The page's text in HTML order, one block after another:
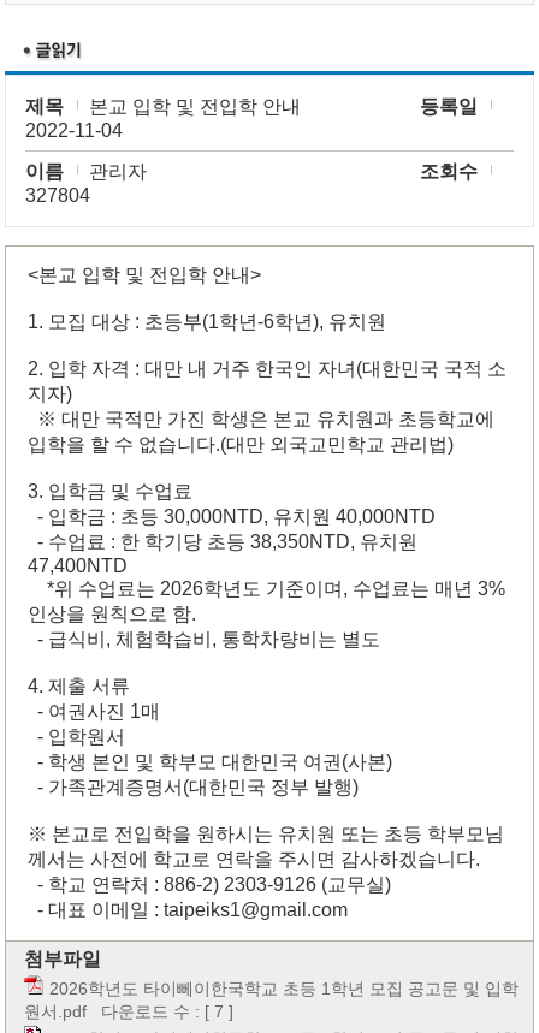
제목 본교 입학 및 전입학 안내
등록일
2022-11-04
이름
관리자
조회수
327804
<본교 입학 및 전입학 안내>
1. 모집 대상 : 초등부(1학년-6학년), 유치원
2. 입학 자격 : 대만 내 거주 한국인 자녀(대한민국 국적 소
지자)
※ 대만 국적만 가진 학생은 본교 유치원과 초등학교에
입학을 할 수 없습니다.(대만 외국교민학교 관리법)
3. 입학금 및 수업료
- 입학금 : 초등 30,000NTD, 유치원 40,000NTD
- 수업료 : 한 학기당 초등 38,350NTD, 유치원
47,400NTD
*위 수업료는 2026학년도 기준이며, 수업료는 매년 3%
인상을 원칙으로 함.
- 급식비, 체험학습비, 통학차량비는 별도
4. 제출 서류
- 여권사진 1매
- 입학원서
- 학생 본인 및 학부모 대한민국 여권(사본)
- 가족관계증명서(대한민국 정부 발행)
※ 본교로 전입학을 원하시는 유치원 또는 초등 학부모님
께서는 사전에 학교로 연락을 주시면 감사하겠습니다.
- 학교 연락처 : 886-2) 2303-9126 (교무실)
- 대표 이메일 : taipeiks1@gmail.com
첨부파일
2026학년도 타이뻬이한국학교 초등 1학년 모집 공고문 및 입학
원서.pdf 다운로드 수 : [ 7 ]